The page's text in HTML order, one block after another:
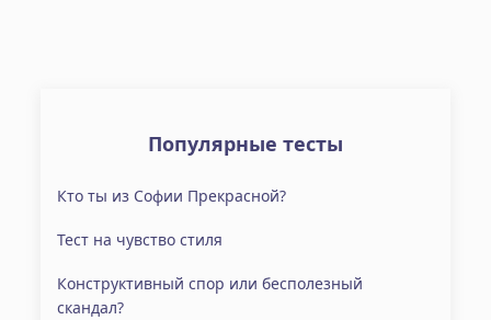
Популярные тесты
Кто ты из Софии Прекрасной?
Тест на чувство стиля
Конструктивный спор или бесполезный
скандал?